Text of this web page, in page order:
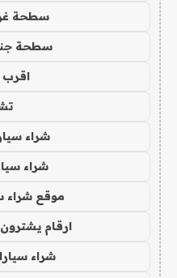
سطحة
سطحة
شراء
شراء
موقع شراء
ارقام
شراء